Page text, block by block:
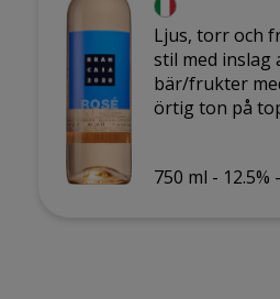
Ljus, torr och
stil med inslag
bär/frukter
örtig ton på
750 ml - 12.5% -